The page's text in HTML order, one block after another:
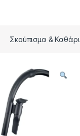
Σκούπισμα &